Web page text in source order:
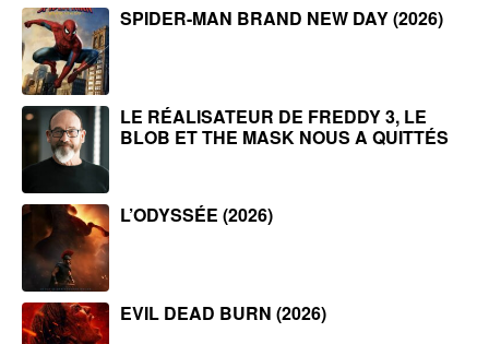
SPIDER-MAN BRAND NEW DAY (2026)
LE RÉALISATEUR DE FREDDY 3, LE
BLOB ET THE MASK NOUS A QUITTÉS
L’ODYSSÉE (2026)
EVIL DEAD BURN (2026)